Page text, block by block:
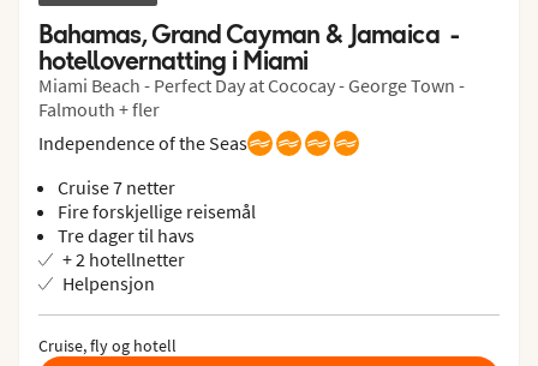
Bahamas, Grand Cayman & Jamaica  -
hotellovernatting i Miami
Miami Beach - Perfect Day at Cococay - George Town -
Falmouth + fler
Independence of the Seas
Cruise 7 netter
Fire forskjellige reisemål
Tre dager til havs
+ 2 hotellnetter
Helpensjon
Cruise, fly og hotell